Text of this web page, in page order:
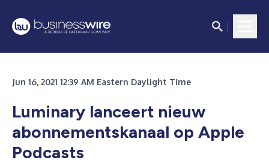
Jun 16, 2021 12:39 AM Eastern Daylight Time
Luminary lanceert nieuw
abonnementskanaal op Apple
Podcasts